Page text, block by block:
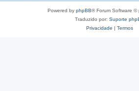
Powered by phpBB® Forum Software ©
Traduzido por: Suporte
Privacidade | Termos